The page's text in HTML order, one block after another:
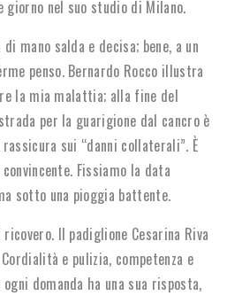
giorno nel suo studio di Milano.
mano salda e decisa; bene, a un
penso. Bernardo Rocco illustra
la mia malattia; alla fine del
per la guarigione dal cancro è
sui “danni collaterali”. È
Fissiamo la data
sotto una pioggia battente.
Il padiglione Cesarina Riva
e pulizia, competenza e
domanda ha una sua risposta,